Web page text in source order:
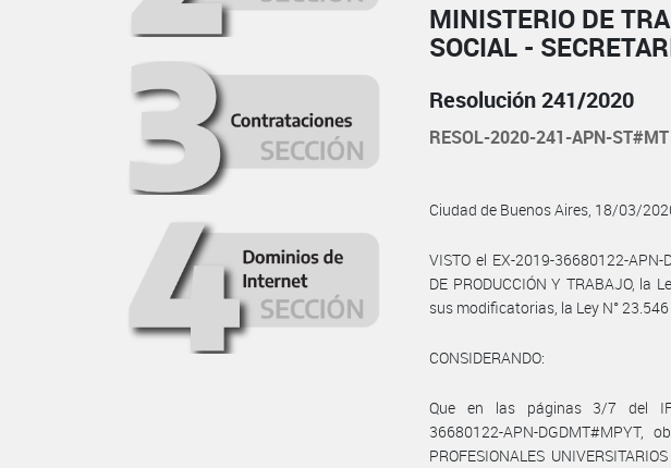
MINISTERIO DE
SOCIAL -
Resolución 241/2020
RESOL-2020-241-APN-ST#MT
Ciudad de Buenos Aires, 18/03/
VISTO el EX-2019-36680122-
DE PRODUCCIÓN Y TRABAJO, la
sus modificatorias, la Ley N°
CONSIDERANDO:
Que en las páginas 3/7 del IF-
36680122-APN-DGDMT#MPYT,
PROFESIONALES